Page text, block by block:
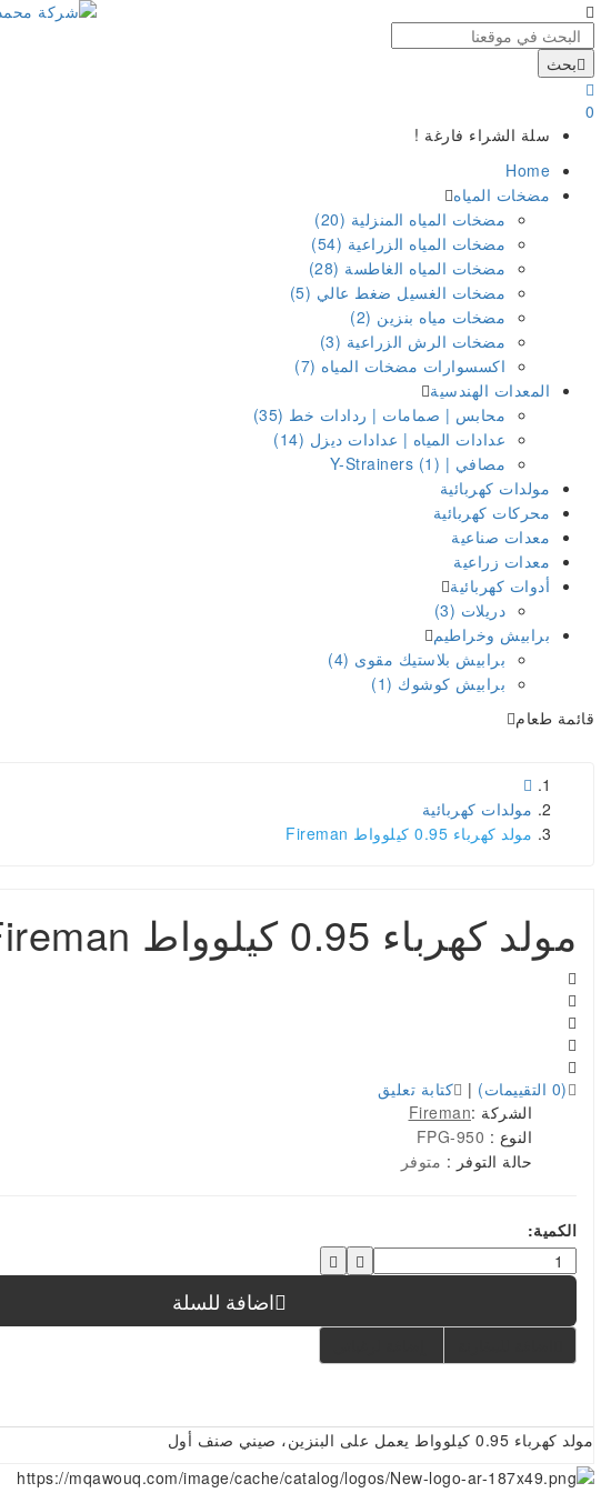
بحث
0
سلة الشراء فارغة !
Home
مضخات المياه
مضخات المياه المنزلية (20)
مضخات المياه الزراعية (54)
مضخات المياه الغاطسة (28)
مضخات الغسيل ضغط عالي (5)
مضخات مياه بنزين (2)
مضخات الرش الزراعية (3)
اكسسوارات مضخات المياه (7)
المعدات الهندسية
محابس | صمامات | ردادات خط (35)
عدادات المياه | عدادات ديزل (14)
مصافي | Y-Strainers (1)
مولدات كهربائية
محركات كهربائية
معدات صناعية
معدات زراعية
أدوات كهربائية
دريلات (3)
برابيش وخراطيم
برابيش بلاستيك مقوى (4)
برابيش كوشوك (1)
قائمة طعام
مولدات كهربائية
مولد كهرباء 0.95 كيلوواط Fireman
مولد كهرباء 0.95 كيلوواط Fireman
(0 التقييمات) |
كتابة تعليق
الشركة :Fireman
النوع :
حالة التوفر : متوفر
الكمية:
اضافة للسلة
مولد كهرباء 0.95 كيلوواط يعمل على البنزين، صيني صنف أول